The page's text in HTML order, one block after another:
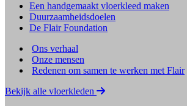
Een handgemaakt vloerkleed maken
Duurzaamheidsdoelen
De Flair Foundation
Ons verhaal
Onze mensen
Redenen om samen te werken met Flair
Bekijk alle vloerkleden